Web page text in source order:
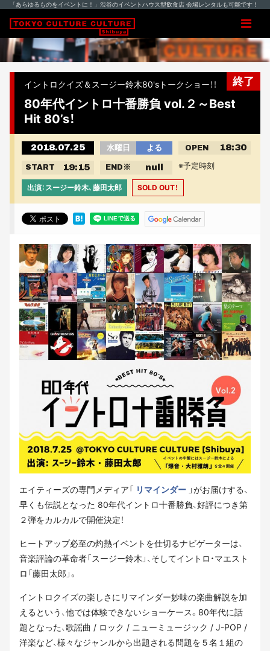
「あらゆるものをイベントに！」渋谷のイベントハウス型飲食店 会場レンタルも可能です！
終了
イントロクイズ＆スージー鈴木80'sトークショー！！
80年代イントロ十番勝負 vol.２～Best
Hit 80’s！
2018.07.25 水曜日 よる OPEN 18:30
START 19:15 END ※ null ※予定時刻
出演：スージー鈴木、藤田太郎 SOLD OUT！
エイティーズの専門メディア「 リマインダー 」がお届けする、
早くも伝説となった 80年代イントロ十番勝負、好評につき第
２弾をカルカルで開催決定！
ヒートアップ必至の灼熱イベントを仕切るナビゲーターは、
音楽評論の革命者「スージー鈴木」、そしてイントロ・マエスト
ロ「藤田太郎」。
イントロクイズの楽しさにリマインダー妙味の楽曲解説を加
えるという、他では体験できないショーケース。80年代に話
題となった、歌謡曲 / ロック / ニューミュージック / J-POP /
洋楽など、様々なジャンルから出題される問題を５名１組の